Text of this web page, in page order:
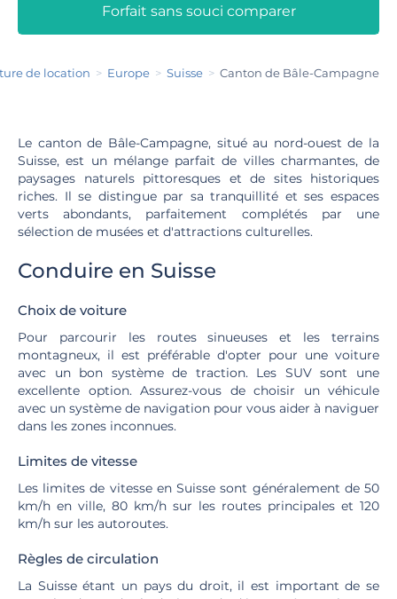
Forfait sans souci comparer
de location Europe Suisse Canton de Bâle-Campagne
Le canton de Bâle-Campagne, situé au nord-ouest de la
Suisse, est un mélange parfait de villes charmantes, de
paysages naturels pittoresques et de sites historiques
riches. Il se distingue par sa tranquillité et ses espaces
verts abondants, parfaitement complétés par une
sélection de musées et d'attractions culturelles.
Conduire en Suisse
Choix de voiture
Pour parcourir les routes sinueuses et les terrains
montagneux, il est préférable d'opter pour une voiture
avec un bon système de traction. Les SUV sont une
excellente option. Assurez-vous de choisir un véhicule
avec un système de navigation pour vous aider à naviguer
dans les zones inconnues.
Limites de vitesse
Les limites de vitesse en Suisse sont généralement de 50
km/h en ville, 80 km/h sur les routes principales et 120
km/h sur les autoroutes.
Règles de circulation
La Suisse étant un pays du droit, il est important de se